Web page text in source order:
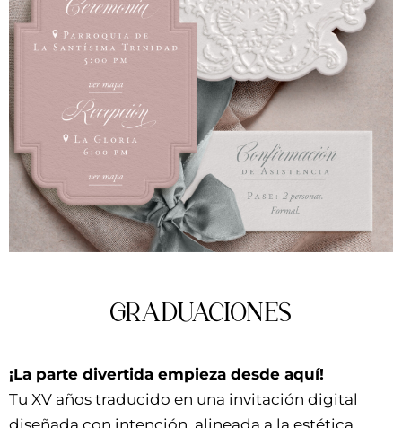
GRADUACIONES
¡La parte divertida empieza desde aquí!
Tu XV años traducido en una invitación digital